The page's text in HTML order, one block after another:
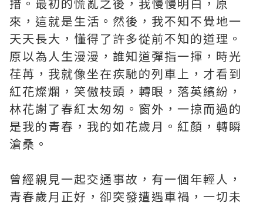
來，這就是生活。然後，我不知不覺地一
天天長大，懂得了許多從前不知的道理。
原以為人生漫漫，誰知道彈指一揮，時光
荏苒，我就像坐在疾馳的列車上，才看到
紅花燦爛，笑傲枝頭，轉眼，落英繽紛，
林花謝了春紅太匆匆。窗外，一掠而過的
是我的青春，我的如花歲月。紅顏，轉瞬
滄桑。
曾經親見一起交通事故，有一個年輕人，
青春歲月正好，卻突發遭遇車禍，一切未